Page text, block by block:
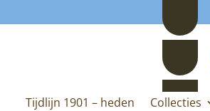
Tijdlijn 1901 – heden Collecties